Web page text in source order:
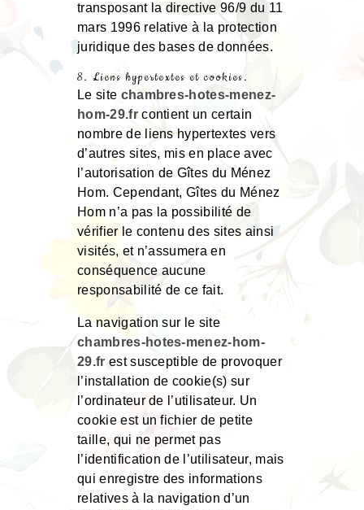
transposant la directive 96/9 du 11
mars 1996 relative à la protection
juridique des bases de données.
8. Liens hypertextes et cookies.
Le site chambres-hotes-menez-
hom-29.frcontient un certain
nombre de liens hypertextes vers
d’autres sites, mis en place avec
l’autorisation de Gîtes du Ménez
Hom. Cependant, Gîtes du Ménez
Hom n’a pas la possibilité de
vérifier le contenu des sites ainsi
visités, et n’assumera en
conséquence aucune
responsabilité de ce fait.
La navigation sur le site
chambres-hotes-menez-hom-
29.fr est susceptible de provoquer
l’installation de cookie(s) sur
l’ordinateur de l’utilisateur. Un
cookie est un fichier de petite
taille, qui ne permet pas
l’identification de l’utilisateur, mais
qui enregistre des informations
relatives à la navigation d’un